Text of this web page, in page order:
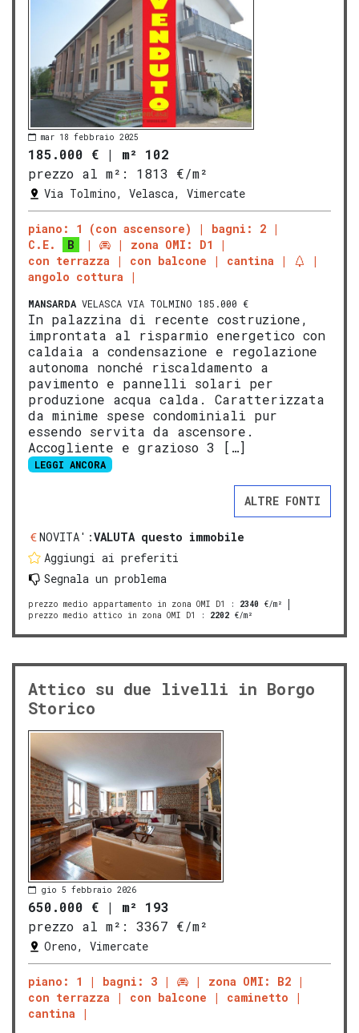
mar 18 febbraio 2025
185.000 € | m² 102
prezzo al m²:
1813 €/m²
Via Tolmino, Velasca, Vimercate
piano: 1 (con ascensore)
bagni: 2
C.E.
B
zona OMI: D1
con terrazza
con balcone
cantina
angolo cottura
MANSARDA VELASCA VIA TOLMINO 185.000 €
In palazzina di recente costruzione,
improntata al risparmio energetico con
caldaia a condensazione e regolazione
autonoma nonché riscaldamento a
pavimento e pannelli solari per
produzione acqua calda. Caratterizzata
da minime spese condominiali pur
essendo servita da ascensore.
Accogliente e grazioso 3 […]
LEGGI ANCORA
ALTRE FONTI
NOVITA':VALUTA questo immobile
Aggiungi ai preferiti
Segnala un problema
prezzo medio appartamento in zona OMI D1 : 2340 €/m²
prezzo medio attico in zona OMI D1
: 2202 €/m²
Attico su due livelli in Borgo
Storico
gio 5 febbraio 2026
650.000 € | m² 193
prezzo al m²:
3367 €/m²
Oreno, Vimercate
piano: 1 bagni: 3
zona OMI: B2
con terrazza
con balcone
caminetto
cantina